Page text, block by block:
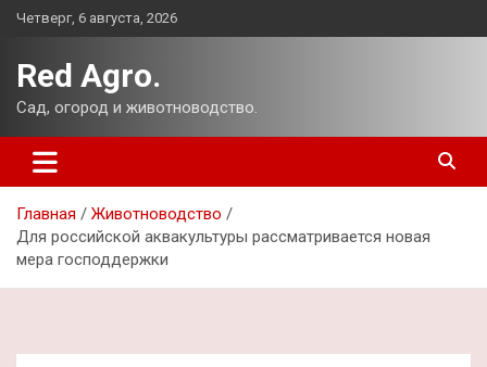
Перейти
Четверг, 6 августа, 2026
Red Agro.
Сад, огород и животноводство.
Главная
Животноводство
Для российской аквакультуры рассматривается новая
мера господдержки